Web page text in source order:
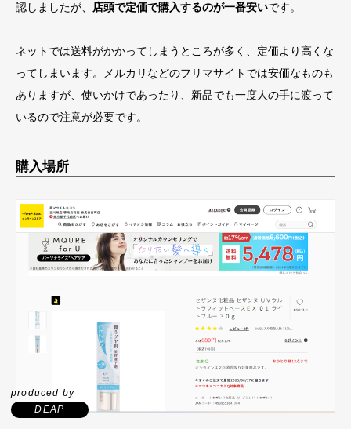
produced by
DEAP
認しましたが、 店頭で定価で購入するのが一番安いです。
ネットでは送料がかかってしまうところが多く、定価より高くな
ってしまいます。メルカリなどのフリマサイトでは安価なものも
ありますが、使いかけであったり、新品でも一度人の手に渡って
いるので注意が必要です。
購入場所